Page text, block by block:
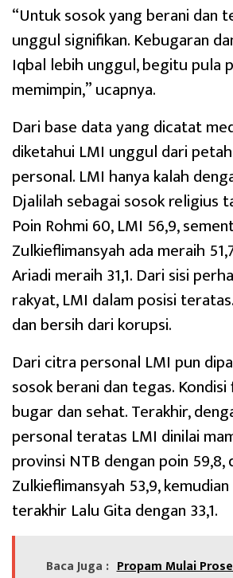
“Untuk sosok yang berani dan
unggul signifikan. Kebugaran
Iqbal lebih unggul, begitu pula
memimpin,” ucapnya.
Dari base data yang dicatat
diketahui LMI unggul dari
personal. LMI hanya kalah
Djalilah sebagai sosok religius
Poin Rohmi 60, LMI 56,9,
Zulkieflimansyah ada meraih
Ariadi meraih 31,1. Dari sisi
rakyat, LMI dalam posisi
dan bersih dari korupsi.
Dari citra personal LMI pun
sosok berani dan tegas. Kondisi
bugar dan sehat. Terakhir,
personal teratas LMI dinilai
provinsi NTB dengan poin 59,8,
Zulkieflimansyah 53,9,
terakhir Lalu Gita dengan 33,1.
Baca Juga : Propam Mulai